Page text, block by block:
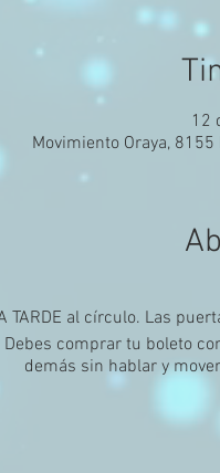
12
Movimiento Oraya, 8155
TARDE al círculo. Las
Debes comprar tu boleto
demás sin hablar y